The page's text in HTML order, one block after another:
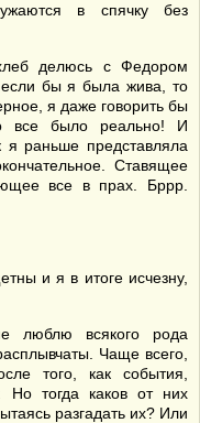
в спячку без
делюсь с Федором
бы я была жива, то
я даже говорить бы
все было реально! И
раньше представляла
Ставящее
все в прах. Бррр.
и я в итоге исчезну,
всякого рода
Чаще всего,
того, как события,
Но тогда каков от них
разгадать их? Или